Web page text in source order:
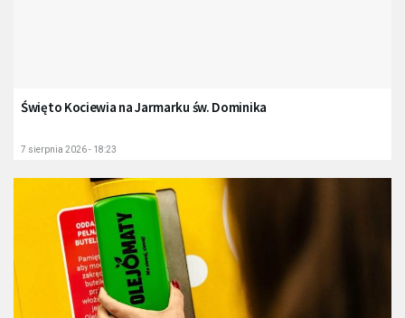
Święto Kociewia na Jarmarku św. Dominika
7 sierpnia 2026 - 18:23